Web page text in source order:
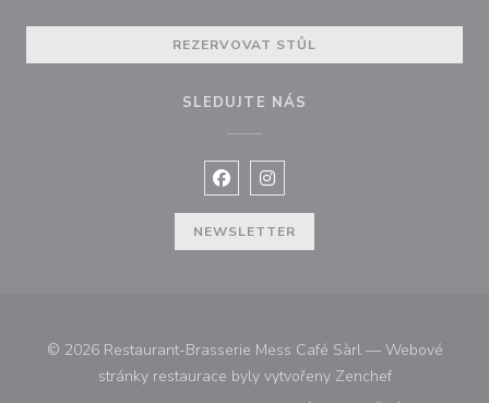
REZERVOVAT STŮL
SLEDUJTE NÁS
Facebook ((otevře se v novém
Instagram ((otevře se v
NEWSLETTER
© 2026 Restaurant-Brasserie Mess Café Sàrl — Webové
stránky restaurace byly vytvořeny Zenchef((otevře se v